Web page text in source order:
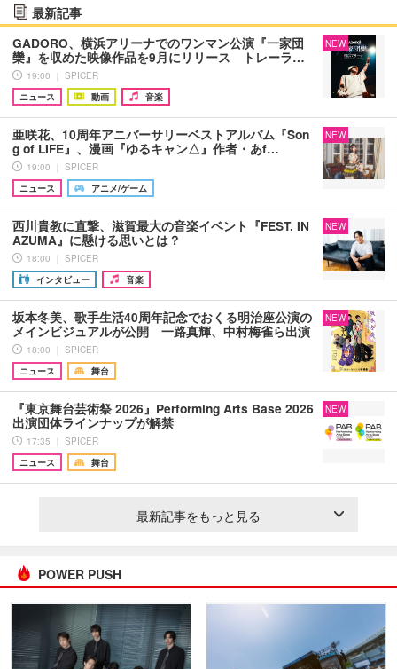
最新記事
GADORO、横浜アリーナでのワンマン公演『一家団
欒』を収めた映像作品を9月にリリース トレーラ…
19:00 ｜ SPICER
ニュース
動画 音楽
NEW
亜咲花、10周年アニバーサリーベストアルバム『Son
g of LIFE』、漫画『ゆるキャン△』作者・あf…
19:00 ｜ SPICER
ニュース
アニメ/ゲーム
NEW
西川貴教に直撃、滋賀最大の音楽イベント『FEST. IN
AZUMA』に懸ける思いとは？
18:00 ｜ SPICER
インタビュー
音楽
NEW
坂本冬美、歌手生活40周年記念でおくる明治座公演の
メインビジュアルが公開 一路真輝、中村梅雀ら出演
18:00 ｜ SPICER
ニュース
舞台
NEW
『東京舞台芸術祭 2026』Performing Arts Base 2026
出演団体ラインナップが解禁
17:35 ｜ SPICER
ニュース
舞台
NEW
最新記事をもっと見る
POWER PUSH